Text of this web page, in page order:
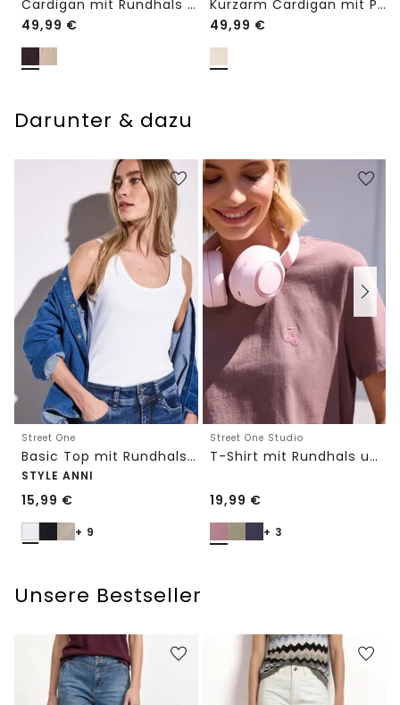
Cardigan mit Rundhals und Knöpfen
49,99 €
Kurzarm Cardigan mit Polokragen
49,99 €
Darunter & dazu
Street One
Basic Top mit Rundhals in Unifarbe
STYLE ANNI
15,99 €
+ 9
Street One Studio
T-Shirt mit Rundhals und Embroidery-Detail
19,99 €
+ 3
Unsere Bestseller